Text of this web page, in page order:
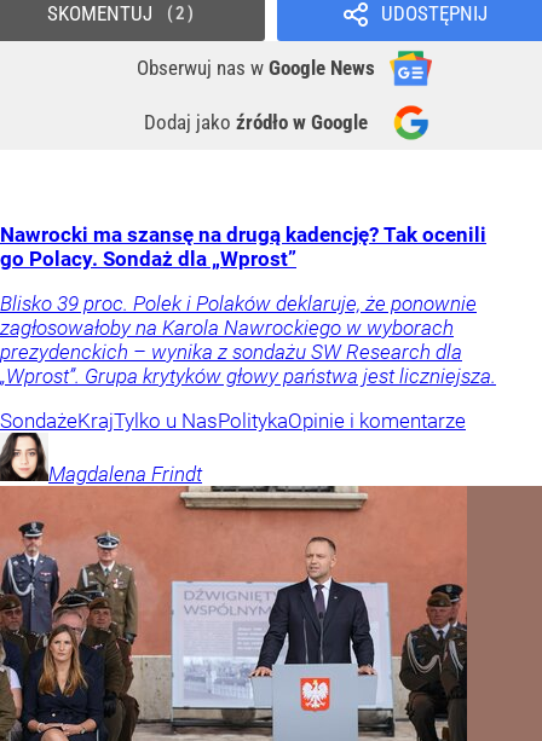
UDOSTĘPNIJ
Obserwuj nas w Google News
Dodaj jako źródło w Google
SKOMENTUJ 2
Nawrocki ma szansę na drugą kadencję? Tak ocenili
go Polacy. Sondaż dla „Wprost”
Blisko 39 proc. Polek i Polaków deklaruje, że ponownie
zagłosowałoby na Karola Nawrockiego w wyborach
prezydenckich – wynika z sondażu SW Research dla
„Wprost”. Grupa krytyków głowy państwa jest liczniejsza.
SondażeKrajTylko u NasPolitykaOpinie i komentarze
Magdalena Frindt